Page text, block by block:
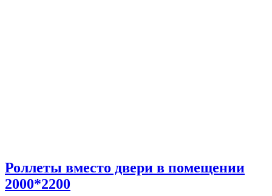
Роллеты вместо двери в помещении
2000*2200